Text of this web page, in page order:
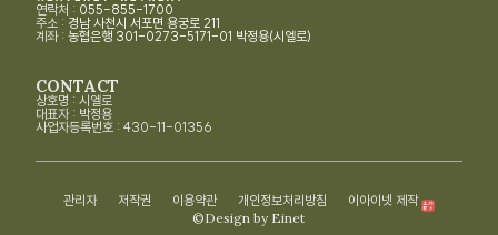
연락처 : 055-855-1700
주소 : 경남 사천시 서포면 용궁로 211
계좌 : 농협은행 301-0273-5171-01 박정용(시엘로)
CONTACT
상호명 : 시엘로
대표자 : 박정용
사업자등록번호 : 430-11-01356
관리자 저작권 이용약관 개인정보처리방침 이아이넷 제작
©Design by Einet